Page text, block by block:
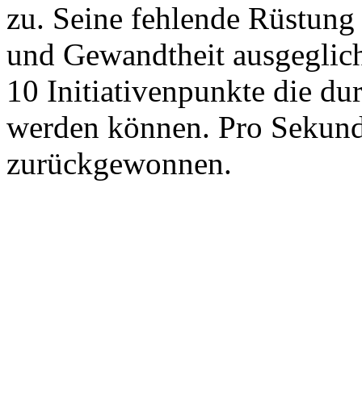
zu. Seine fehlende
und Gewandtheit
10 Initiativenpunkte die
werden können. Pro
zurückgewonnen.